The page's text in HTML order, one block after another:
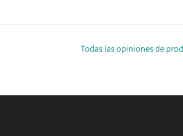
Todas las opiniones de